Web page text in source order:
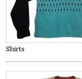
Shirts